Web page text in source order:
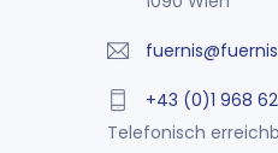
+43 (0)1 968
Telefonisch